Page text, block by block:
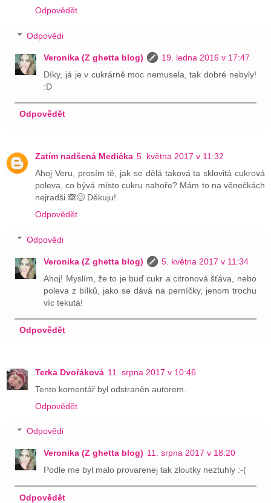
Odpovědět
Odpovědi
Veronika (Z ghetta blog)
19. ledna 2016 v 17:47
Díky, já je v cukrárně moc nemusela, tak dobré nebyly!
:D
Odpovědět
Zatím nadšená Medička 5. května 2017 v 11:32
Ahoj Veru, prosím tě, jak se dělá taková ta sklovitá cukrová
poleva, co bývá místo cukru nahoře? Mám to na věnečkách
nejradši 🙈😊 Děkuju!
Odpovědět
Odpovědi
Veronika (Z ghetta blog)
5. května 2017 v 11:34
Ahoj! Myslím, že to je buď cukr a citronová šťáva, nebo
poleva z bílků, jako se dává na perníčky, jenom trochu
víc tekutá!
Odpovědět
Terka Dvořáková 11. srpna 2017 v 10:46
Tento komentář byl odstraněn autorem.
Odpovědět
Odpovědi
Veronika (Z ghetta blog) 11. srpna 2017 v 18:20
Podle me byl malo provarenej tak zloutky neztuhly :-(
Odpovědět